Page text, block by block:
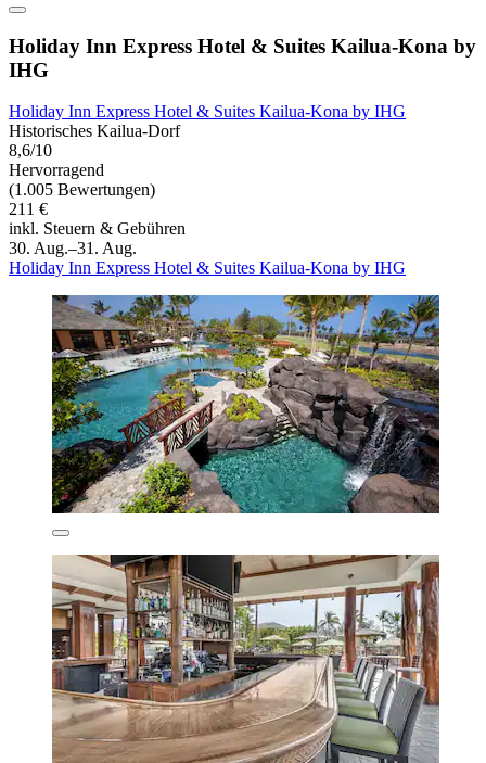
Holiday Inn Express Hotel & Suites Kailua-Kona by
IHG
Holiday Inn Express Hotel & Suites Kailua-Kona by IHG
Historisches Kailua-Dorf
8,6/10
Hervorragend
(1.005 Bewertungen)
211 €
inkl. Steuern & Gebühren
30. Aug.–31. Aug.
Holiday Inn Express Hotel & Suites Kailua-Kona by IHG